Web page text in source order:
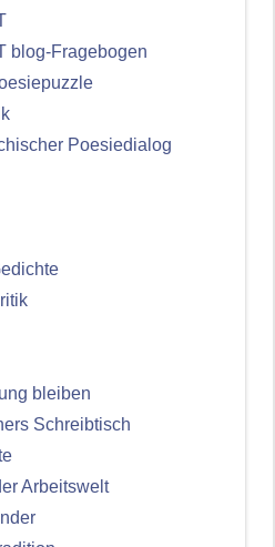
blog-Fragebogen
Poesiedialog
bleiben
Schreibtisch
Arbeitswelt